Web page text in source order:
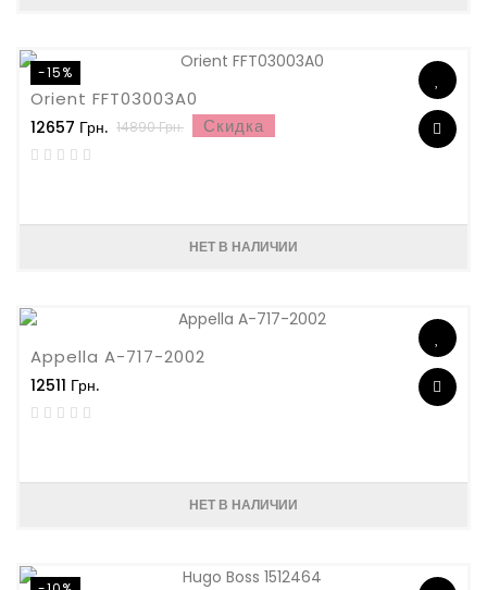
-15%
Orient FFT03003A0
12657 Грн. 14890 Грн. Скидка
НЕТ В НАЛИЧИИ
Appella A-717-2002
12511 Грн.
НЕТ В НАЛИЧИИ